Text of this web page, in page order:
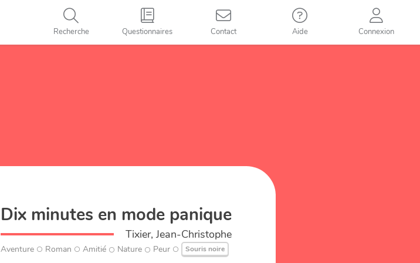
Recherche Questionnaires Contact Aide Connexion
Dix minutes en mode panique
Tixier, Jean-Christophe
Aventure Roman Amitié Nature Peur Souris noire